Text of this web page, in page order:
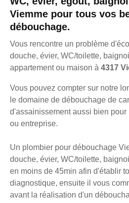
Viemme pour tous vos
débouchage.
Vous rencontre un problème
douche, évier, WC/toilette,
appartement ou maison à 4317
Vous pouvez compter sur notre
le domaine de débouchage de
d'assainissement aussi bien pour
ou entreprise.
Un plombier pour débouchage
douche, évier, WC/toilette,
en moins de 45min afin d'établir
diagnostique, ensuite il vous
avant la réalisation d'un